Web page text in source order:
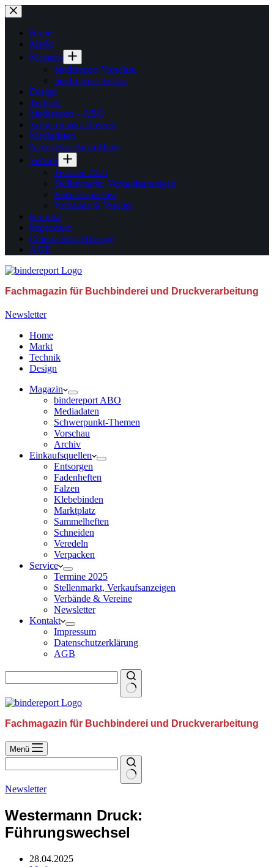
Zum
Inhalt
springenHome
Markt
Magazin
bindereport Vorschau
bindereport Archiv
Design
Technik
bindereport – ABO
Schwerpunkt-Themen
Mediadaten
Newsletter-Anmeldung
Service
Termine 2025
Stellenmarkt, Verkaufsanzeigen
Einkaufsquellen
Verbände & Vereine
Kontakt
Impressum
Datenschutzerklärung
AGB
Fachmagazin für Buchbinderei und Druckverarbeitung
Newsletter
Home
Markt
Technik
Design
Magazin
bindereport ABO
Mediadaten
Schwerpunkt-Themen
Vorschau
Archiv
Einkaufsquellen
Entsorgen
Fadenheften
Falzen
Klebebinden
Marktplatz
Sammelheften
Schneiden
Veredeln
Verpacken
Service
Termine 2025
Stellenmarkt, Verkaufsanzeigen
Verbände & Vereine
Newsletter
Kontakt
Impressum
Datenschutzerklärung
AGB
Fachmagazin für Buchbinderei und Druckverarbeitung
Menü
Newsletter
Westermann Druck:
Führungswechsel
28.04.2025